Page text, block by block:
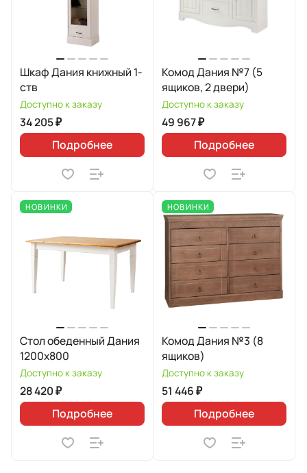
Шкаф Дания книжный 1-
ств
Доступно к заказу
34 205 ₽
Подробнее
Комод Дания №7 (5
ящиков, 2 двери)
Доступно к заказу
49 967 ₽
Подробнее
НОВИНКИ
Стол обеденный Дания
1200х800
Доступно к заказу
28 420 ₽
Подробнее
НОВИНКИ
Комод Дания №3 (8
ящиков)
Доступно к заказу
51 446 ₽
Подробнее